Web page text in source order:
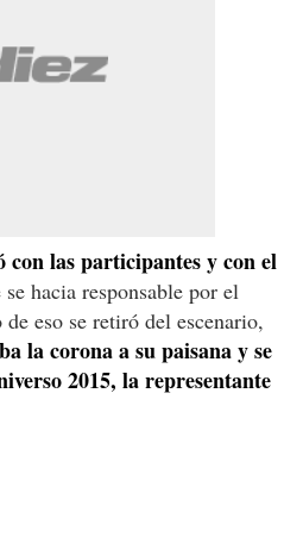
con las participantes y con el
se hacia responsable por el
eso se retiró del escenario,
la corona a su paisana y se
2015, la representante